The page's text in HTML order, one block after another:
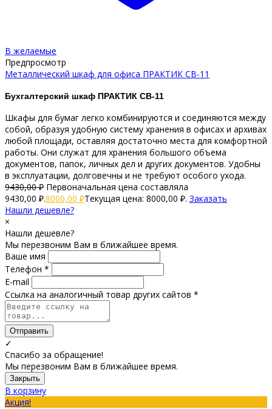
В желаемые
Предпросмотр
Металлический шкаф для офиса ПРАКТИК СВ-11
Бухгалтерский шкаф ПРАКТИК СВ-11
Шкафы для бумаг легко комбинируются и соединяются между
собой, образуя удобную систему хранения в офисах и архивах
любой площади, оставляя достаточно места для комфортной
работы. Они служат для хранения большого объема
документов, папок, личных дел и других документов. Удобны
в эксплуатации, долговечны и не требуют особого ухода.
9430,00₽ Первоначальная цена составляла
9430,00 ₽.8000,00 ₽Текущая цена: 8000,00 ₽. Заказать
Нашли дешевле?
×
Нашли дешевле?
Мы перезвоним Вам в ближайшее время.
Ваше имя
Телефон *
E-mail
Ссылка на аналогичный товар других сайтов *
Отправить
✓
Спасибо за обращение!
Мы перезвоним Вам в ближайшее время.
Закрыть
В корзину
Акция!